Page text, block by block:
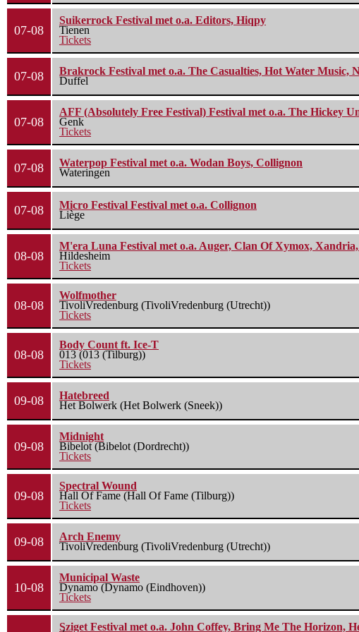
07-08
Suikerrock Festival met o.a. Editors, Hiqpy
Tienen
Tickets
07-08
Brakrock Festival met o.a. The Casualties, Hot Water Music,
Duffel
07-08
AFF (Absolutely Free Festival) Festival met o.a. The Hickey
Genk
Tickets
07-08
Waterpop Festival met o.a. Wodan Boys, Collignon
Wateringen
07-08
Micro Festival Festival met o.a. Collignon
Liège
08-08
M'era Luna Festival met o.a. Auger, Clan Of Xymox,
Hildesheim
Tickets
08-08
Wolfmother
TivoliVredenburg (TivoliVredenburg (Utrecht))
Tickets
08-08
Body Count ft. Ice-T
013 (013 (Tilburg))
Tickets
09-08
Hatebreed
Het Bolwerk (Het Bolwerk (Sneek))
09-08
Midnight
Bibelot (Bibelot (Dordrecht))
Tickets
09-08
Spectral Wound
Hall Of Fame (Hall Of Fame (Tilburg))
Tickets
09-08
Arch Enemy
TivoliVredenburg (TivoliVredenburg (Utrecht))
10-08
Municipal Waste
Dynamo (Dynamo (Eindhoven))
Tickets
Sziget Festival met o.a. John Coffey, Bring Me The Horizon,